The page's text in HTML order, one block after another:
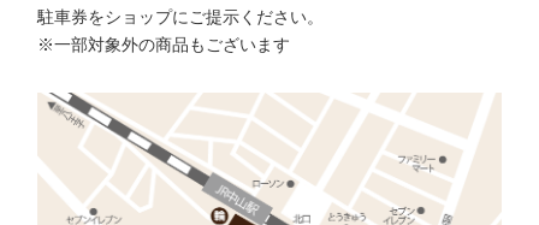
駐車券をショップにご提示ください。
※一部対象外の商品もございます